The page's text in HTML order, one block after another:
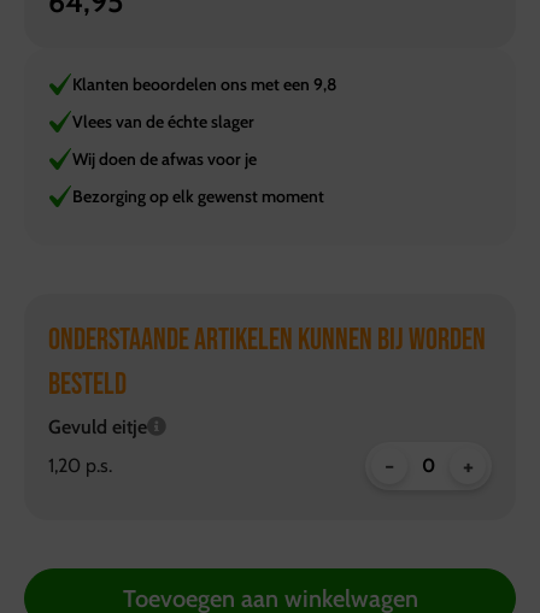
Klanten beoordelen ons met een 9,8
Vlees van de échte slager
Wij doen de afwas voor je
Bezorging op elk gewenst moment
ONDERSTAANDE ARTIKELEN KUNNEN BIJ WORDEN
BESTELD
Gevuld eitje
1,20 p.s.
- +
Toevoegen aan winkelwagen